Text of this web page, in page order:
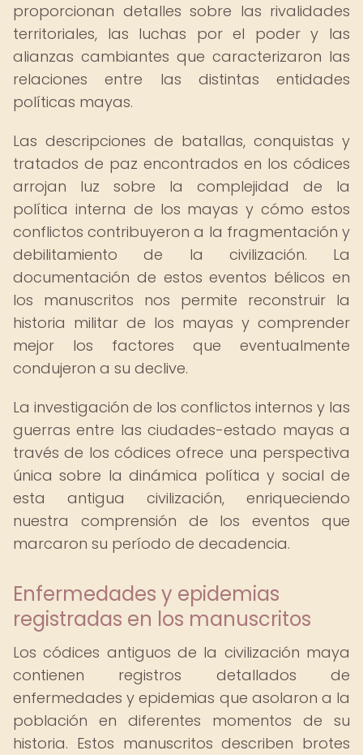
proporcionan detalles sobre las rivalidades
territoriales, las luchas por el poder y las
alianzas cambiantes que caracterizaron las
relaciones entre las distintas entidades
políticas mayas.
Las descripciones de batallas, conquistas y
tratados de paz encontrados en los códices
arrojan luz sobre la complejidad de la
política interna de los mayas y cómo estos
conflictos contribuyeron a la fragmentación y
debilitamiento de la civilización. La
documentación de estos eventos bélicos en
los manuscritos nos permite reconstruir la
historia militar de los mayas y comprender
mejor los factores que eventualmente
condujeron a su declive.
La investigación de los conflictos internos y las
guerras entre las ciudades-estado mayas a
través de los códices ofrece una perspectiva
única sobre la dinámica política y social de
esta antigua civilización, enriqueciendo
nuestra comprensión de los eventos que
marcaron su período de decadencia.
Enfermedades y epidemias
registradas en los manuscritos
Los códices antiguos de la civilización maya
contienen registros detallados de
enfermedades y epidemias que asolaron a la
población en diferentes momentos de su
historia. Estos manuscritos describen brotes